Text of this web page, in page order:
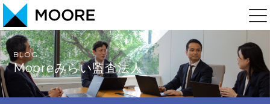
BLOG
Mooreみらい監査法人